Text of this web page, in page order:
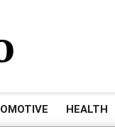
HEALTH